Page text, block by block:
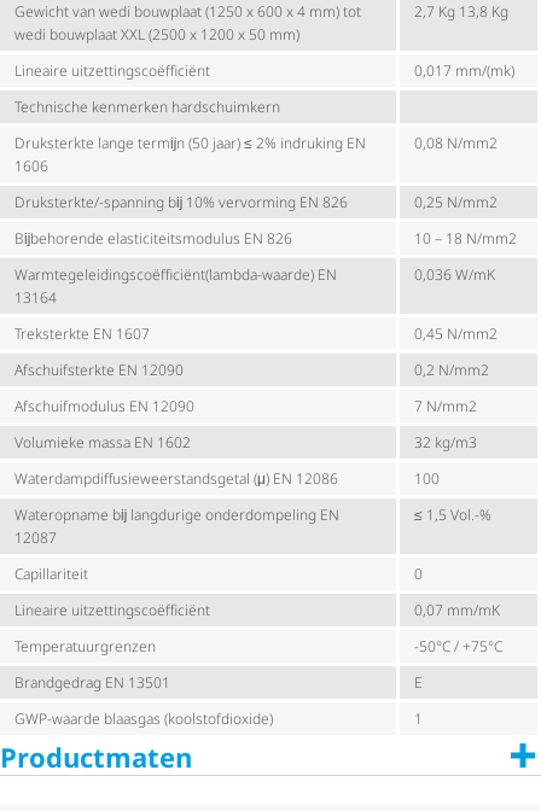
Gewicht van wedi bouwplaat (1250 x 600 x 4 mm) tot
wedi bouwplaat XXL (2500 x 1200 x 50 mm)
2,7 Kg 13,8 Kg
Lineaire uitzet­tings­co­ëf­fi­ciënt
0,017 mm/(mk)
Technische kenmerken hardschuimkern
Druksterkte lange termĳn (50 jaar) ≤ 2% indruking EN
1606
0,08 N/mm2
Druksterkte/-spanning bĳ 10% vervorming EN 826
0,25 N/mm2
Bĳbehorende elas­ti­ci­teits­mo­dulus EN 826
10 – 18 N/mm2
Warm­te­ge­lei­dings­co­ëf­fi­ciënt(lambda-waarde) EN
13164
0,036 W/mK
Treksterkte EN 1607
0,45 N/mm2
Afschuif­sterkte EN 12090
0,2 N/mm2
Afschuif­mo­dulus EN 12090
7 N/mm2
Volumieke massa EN 1602
32 kg/m3
Water­damp­dif­fu­sie­weer­stands­getal (μ) EN 12086
100
Wateropname bĳ langdurige onderdompeling EN
12087
≤ 1,5 Vol.-%
Capillariteit
0
Lineaire uitzet­tings­co­ëf­fi­ciënt
0,07 mm/mK
Tempe­ra­tuur­grenzen
-50°C / +75°C
Brandgedrag EN 13501
E
GWP-waarde blaasgas (kool­stof­di­oxide)
1
Productmaten